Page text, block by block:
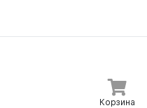
Корзина